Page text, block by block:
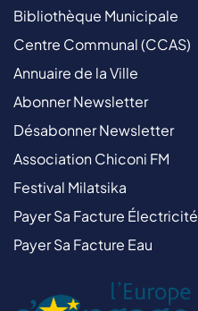
Bibliothèque Municipale
Centre Communal (CCAS)
Annuaire de la Ville
Abonner Newsletter
Désabonner Newsletter
Association Chiconi FM
Festival Milatsika
Payer Sa Facture Électricité
Payer Sa Facture Eau